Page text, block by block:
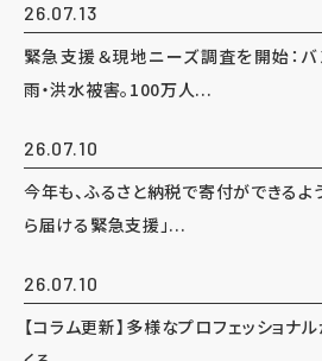
26.07.13
緊急支援＆現地ニーズ調査を開始：
雨・洪水被害。100万人...
26.07.10
今年も、ふるさと納税で寄付ができるよ
ら届ける緊急支援」...
26.07.10
【コラム更新】多様なプロフェッショナ